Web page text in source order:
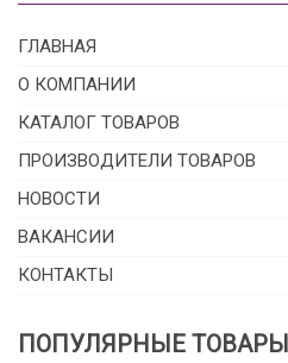
ГЛАВНАЯ
О КОМПАНИИ
КАТАЛОГ ТОВАРОВ
ПРОИЗВОДИТЕЛИ ТОВАРОВ
НОВОСТИ
ВАКАНСИИ
КОНТАКТЫ
ПОПУЛЯРНЫЕ ТОВАРЫ